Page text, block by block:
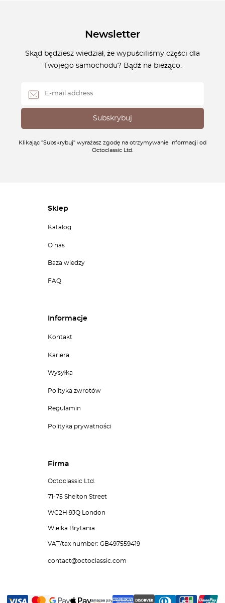
Newsletter
Skąd będziesz wiedział, że wypuściliśmy części dla
Twojego samochodu? Bądź na bieżąco.
Klikając "Subskrybuj" wyrażasz zgodę na otrzymywanie informacji od
Octoclassic Ltd.
Sklep
Katalog
O nas
Baza wiedzy
FAQ
Informacje
Kontakt
Kariera
Wysyłka
Polityka zwrotów
Regulamin
Polityka prywatności
Firma
Octoclassic Ltd.
71-75 Shelton Street
WC2H 9JQ London
Wielka Brytania
VAT/tax number: GB497559419
contact@octoclassic.com